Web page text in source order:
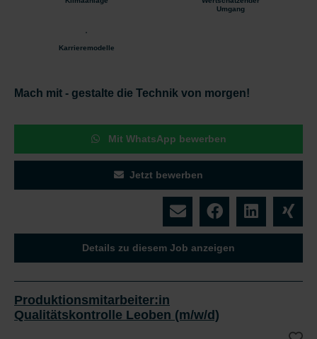
Umgang
Karrieremodelle
Mach mit - gestalte die Technik von morgen!
Mit WhatsApp bewerben
Jetzt bewerben
Details zu diesem Job anzeigen
Produktionsmitarbeiter:in
Qualitätskontrolle Leoben (m/w/d)